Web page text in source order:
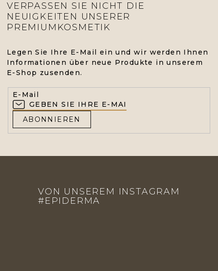
VERPASSEN SIE NICHT DIE
NEUIGKEITEN UNSERER
PREMIUMKOSMETIK
Legen Sie Ihre E-Mail ein und wir werden Ihnen
Informationen über neue Produkte in unserem
E-Shop zusenden.
E-Mail
ABONNIEREN
VON UNSEREM INSTAGRAM
#EPIDERMA